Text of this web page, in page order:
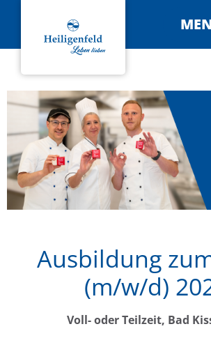
Ausbildung
(m/w/d)
Voll- oder Teilzeit, Bad